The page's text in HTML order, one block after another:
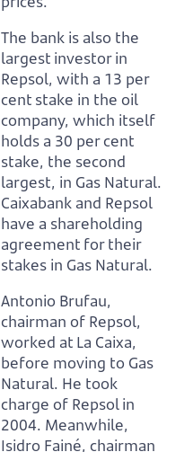
The bank is also the
largest investor in
Repsol, with a 13 per
cent stake in the oil
company, which itself
holds a 30 per cent
stake, the second
largest, in Gas Natural.
Caixabank and Repsol
have a shareholding
agreement for their
stakes in Gas Natural.
Antonio Brufau,
chairman of Repsol,
worked at La Caixa,
before moving to Gas
Natural. He took
charge of Repsol in
2004. Meanwhile,
Isidro Fainé, chairman